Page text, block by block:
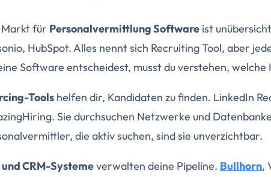
für Personalvermittlung Software ist
HubSpot. Alles nennt sich Recruiting Tool, aber
Software entscheidest, musst du verstehen, welche
Tools helfen dir, Kandidaten zu finden. LinkedIn
Sie durchsuchen Netzwerke und
die aktiv suchen, sind sie unverzichtbar.
und CRM-Systemeverwalten deine Pipeline. Bullhorn,